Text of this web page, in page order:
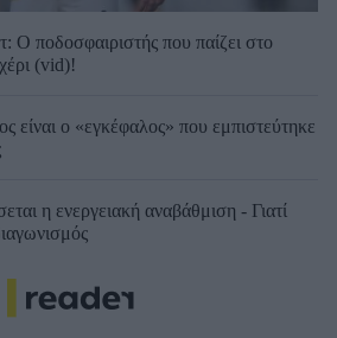
Ο ποδοσφαιριστής που παίζει στο
(vid)!
είναι ο «εγκέφαλος» που εμπιστεύτηκε
η ενεργειακή αναβάθμιση - Γιατί